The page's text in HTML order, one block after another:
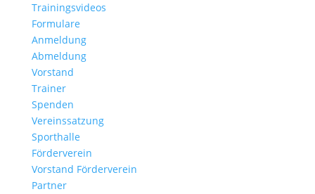
Trainingsvideos
Formulare
Anmeldung
Abmeldung
Vorstand
Trainer
Spenden
Vereinssatzung
Sporthalle
Förderverein
Vorstand Förderverein
Partner